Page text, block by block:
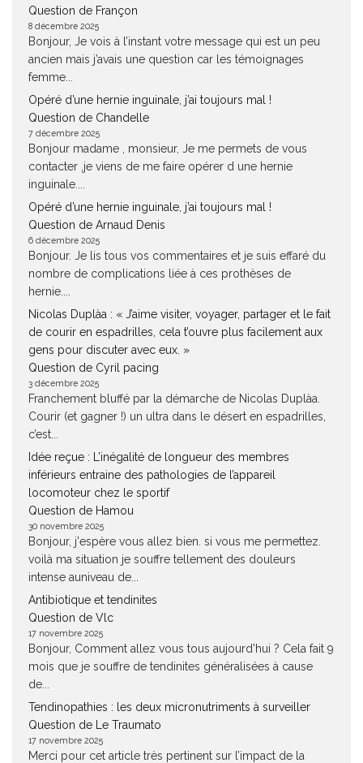
Question de Françon
8 décembre 2025
Bonjour, Je vois à l’instant votre message qui est un peu
ancien mais j’avais une question car les témoignages
femme...
Opéré d’une hernie inguinale, j’ai toujours mal !
Question de Chandelle
7 décembre 2025
Bonjour madame , monsieur, Je me permets de vous
contacter ,je viens de me faire opérer d une hernie
inguinale....
Opéré d’une hernie inguinale, j’ai toujours mal !
Question de Arnaud Denis
6 décembre 2025
Bonjour. Je lis tous vos commentaires et je suis effaré du
nombre de complications liée à ces prothèses de
hernie....
Nicolas Duplàa : « J’aime visiter, voyager, partager et le fait
de courir en espadrilles, cela t’ouvre plus facilement aux
gens pour discuter avec eux. »
Question de Cyril pacing
3 décembre 2025
Franchement bluffé par la démarche de Nicolas Duplàa.
Courir (et gagner !) un ultra dans le désert en espadrilles,
c’est...
Idée reçue : L’inégalité de longueur des membres
inférieurs entraine des pathologies de l’appareil
locomoteur chez le sportif
Question de Hamou
30 novembre 2025
Bonjour, j'espère vous allez bien. si vous me permettez.
voilà ma situation je souffre tellement des douleurs
intense auniveau de...
Antibiotique et tendinites
Question de Vlc
17 novembre 2025
Bonjour, Comment allez vous tous aujourd'hui ? Cela fait 9
mois que je souffre de tendinites généralisées à cause
de...
Tendinopathies : les deux micronutriments à surveiller
Question de Le Traumato
17 novembre 2025
Merci pour cet article très pertinent sur l’impact de la